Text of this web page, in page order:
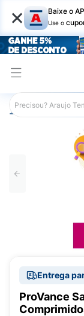
× Baixe o
Use o
Araujo
Entrega
ProVance